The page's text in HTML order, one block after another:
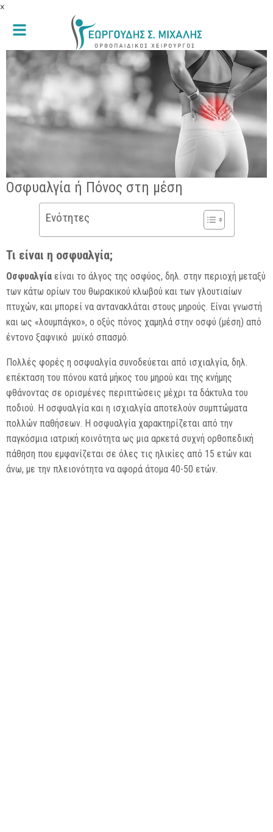
×
Οσφυαλγία ή Πόνος στη μέση
Ενότητες
Τι είναι η οσφυαλγία;
Οσφυαλγία είναι το άλγος της οσφύος, δηλ. στην περιοχή μεταξύ
των κάτω ορίων του θωρακικού κλωβού και των γλουτιαίων
πτυχών, και μπορεί να αντανακλάται στους μηρούς. Είναι γνωστή
και ως «λουμπάγκο», ο οξύς πόνος χαμηλά στην οσφύ (μέση) από
έντονο ξαφνικό μυϊκό σπασμό.
Πολλές φορές η οσφυαλγία συνοδεύεται από ισχιαλγία, δηλ.
επέκταση του πόνου κατά μήκος του μηρού και της κνήμης
φθάνοντας σε ορισμένες περιπτώσεις μέχρι τα δάκτυλα του
ποδιού. Η οσφυαλγία και η ισχιαλγία αποτελούν συμπτώματα
πολλών παθήσεων. Η οσφυαλγία χαρακτηρίζεται από την
παγκόσμια ιατρική κοινότητα ως μια αρκετά συχνή ορθοπεδική
πάθηση που εμφανίζεται σε όλες τις ηλικίες από 15 ετών και
άνω, με την πλειονότητα να αφορά άτομα 40-50 ετών.